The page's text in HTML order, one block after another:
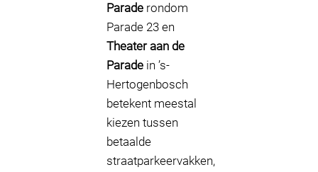
Parade rondom
Parade 23 en
Theater aan de
Parade in ’s-
Hertogenbosch
betekent meestal
kiezen tussen
betaalde
straatparkeervakken,